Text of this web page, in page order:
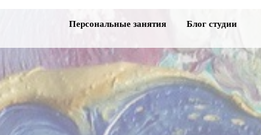
Персональные занятия Блог студии